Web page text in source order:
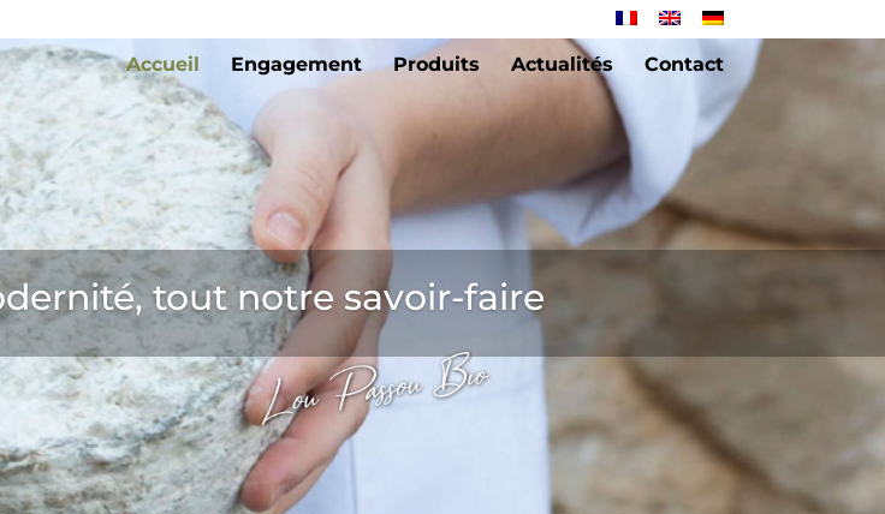
Accueil Engagement Produits Actualités Contact
tout notre savoir-faire